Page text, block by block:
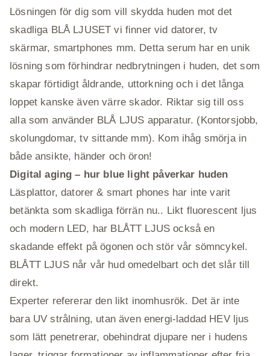
Lösningen för dig som vill skydda huden mot det
skadliga BLÅ LJUSET vi finner vid datorer, tv
skärmar, smartphones mm. Detta serum har en unik
lösning som förhindrar nedbrytningen i huden, det som
skapar förtidigt åldrande, uttorkning och i det långa
loppet kanske även värre skador. Riktar sig till oss
alla som använder BLÅ LJUS apparatur. (Kontorsjobb,
skolungdomar, tv sittande mm). Kom ihåg smörja in
både ansikte, händer och öron!
Digital aging – hur blue light påverkar huden
Läsplattor, datorer & smart phones har inte varit
betänkta som skadliga förrän nu.. Likt fluorescent ljus
och modern LED, har BLÅTT LJUS också en
skadande effekt på ögonen och stör vår sömncykel.
BLÅTT LJUS når vår hud omedelbart och det slår till
direkt.
Experter refererar den likt inomhusrök. Det är inte
bara UV strålning, utan även energi-laddad HEV ljus
som lätt penetrerar, obehindrat djupare ner i hudens